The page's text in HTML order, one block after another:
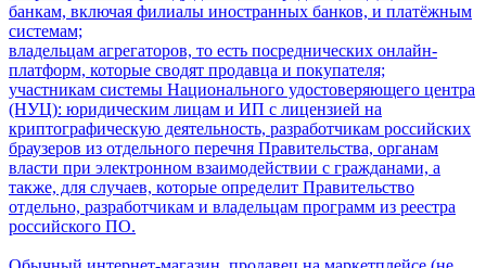
банкам, включая филиалы иностранных банков, и платёжным
системам;
владельцам агрегаторов, то есть посреднических онлайн-
платформ, которые сводят продавца и покупателя;
участникам системы Национального удостоверяющего центра
(НУЦ): юридическим лицам и ИП с лицензией на
криптографическую деятельность, разработчикам российских
браузеров из отдельного перечня Правительства, органам
власти при электронном взаимодействии с гражданами, а
также, для случаев, которые определит Правительство
отдельно, разработчикам и владельцам программ из реестра
российского ПО.